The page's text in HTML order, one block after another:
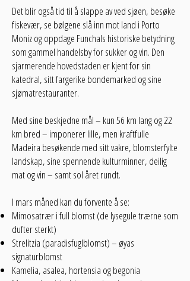
Det blir også tid til å slappe av ved sjøen, besøke
fiskevær, se bølgene slå inn mot land i Porto
Moniz og oppdage Funchals historiske betydning
som gammel handelsby for sukker og vin. Den
sjarmerende hovedstaden er kjent for sin
katedral, sitt fargerike bondemarked og sine
sjømatrestauranter.
Med sine beskjedne mål – kun 56 km lang og 22
km bred – imponerer lille, men kraftfulle
Madeira besøkende med sitt vakre, blomsterfylte
landskap, sine spennende kulturminner, deilig
mat og vin – samt sol året rundt.
I mars måned kan du forvente å se:
Mimosatrær i full blomst (de lysegule trærne som
dufter sterkt)
Strelitzia (paradisfuglblomst) – øyas
signaturblomst
Kamelia, asalea, hortensia og begonia